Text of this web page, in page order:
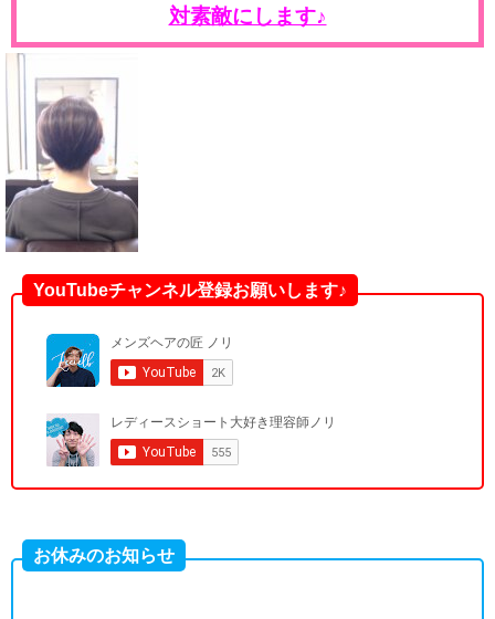
対素敵にします♪
YouTubeチャンネル登録お願いします♪
お休みのお知らせ